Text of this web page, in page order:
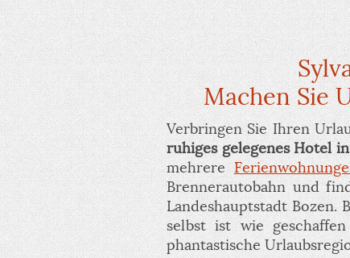
Machen Sie
Verbringen Sie Ihren
ruhiges gelegenes Hotel
mehrere
Brennerautobahn und
Landeshauptstadt Bozen.
selbst ist wie
phantastische